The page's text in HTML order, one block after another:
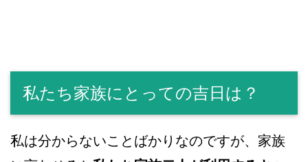
私たち家族にとっての吉日は？
私は分からないことばかりなのですが、家族